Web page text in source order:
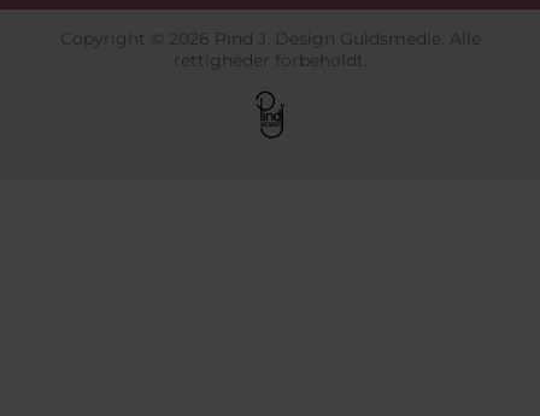
Copyright © 2026 Pind J. Design Guldsmedie. Alle
rettigheder forbeholdt.